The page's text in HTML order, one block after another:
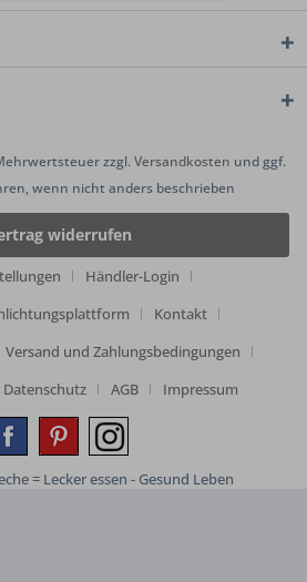
zzgl.Versandkosten und ggf.
wenn nicht anders beschrieben
widerrufen
Händler-Login
Kontakt
Versand und Zahlungsbedingungen
Datenschutz AGB Impressum
= Lecker essen - Gesund Leben